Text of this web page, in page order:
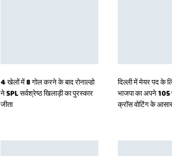
4 खेलों में 8 गोल करने के बाद रोनाल्डो
ने SPL सर्वश्रेष्ठ खिलाड़ी का पुरस्कार
जीता
दिल्ली में मेयर पद के
भाजपा का अपने 105
क्रॉस वोटिंग के